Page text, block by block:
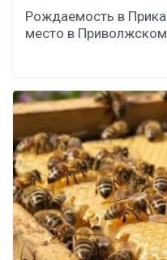
Рождаемость в
место в